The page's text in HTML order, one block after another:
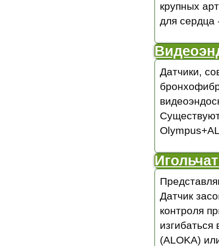
крупных
для
Датчики,
Датчик
контроля
изгибаться
(ALOKA)